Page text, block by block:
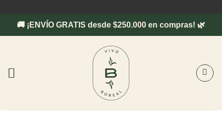
contenido
🚚 ¡ENVÍO GRATIS desde $250.000 en compras! 🌿